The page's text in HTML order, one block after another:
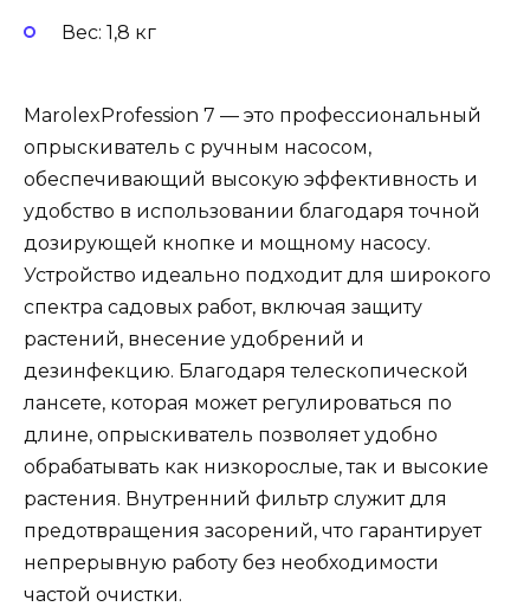
Вес: 1,8 кг
MarolexProfession 7 — это профессиональный
опрыскиватель с ручным насосом,
обеспечивающий высокую эффективность и
удобство в использовании благодаря точной
дозирующей кнопке и мощному насосу.
Устройство идеально подходит для широкого
спектра садовых работ, включая защиту
растений, внесение удобрений и
дезинфекцию. Благодаря телескопической
лансете, которая может регулироваться по
длине, опрыскиватель позволяет удобно
обрабатывать как низкорослые, так и высокие
растения. Внутренний фильтр служит для
предотвращения засорений, что гарантирует
непрерывную работу без необходимости
частой очистки.